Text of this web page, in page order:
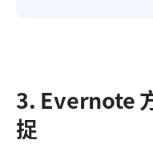
3. Evernote
捉